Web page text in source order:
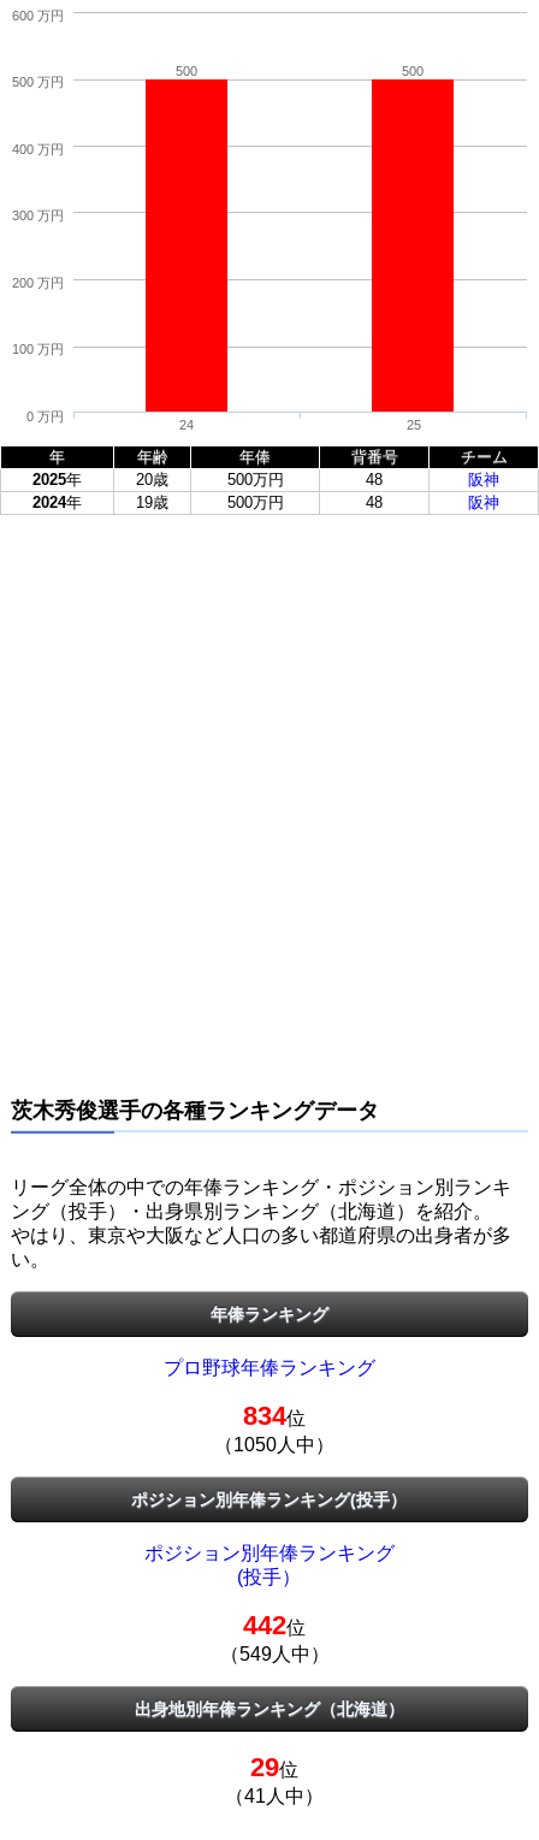
500 500
24 25
0 万円
100 万円
200 万円
300 万円
400 万円
500 万円
600 万円
年 年齢 年俸 背番号
チーム
2025年 20歳 500万円 48
阪神
2024年 19歳 500万円 48 阪神
茨木秀俊選手の各種ランキングデータ
リーグ全体の中での年俸ランキング・ポジション別ランキ
ング（投手）・出身県別ランキング（北海道）を紹介。
やはり、東京や大阪など人口の多い都道府県の出身者が多
い。
年俸ランキング
プロ野球年俸ランキング
834位
（1050人中）
ポジション別年俸ランキング(投手）
ポジション別年俸ランキング
(投手）
442位
（549人中）
出身地別年俸ランキング（北海道）
29位
（41人中）